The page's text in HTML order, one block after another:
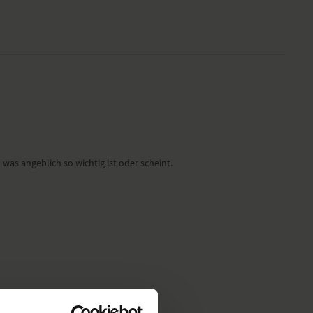
angeblich so wichtig ist oder scheint.